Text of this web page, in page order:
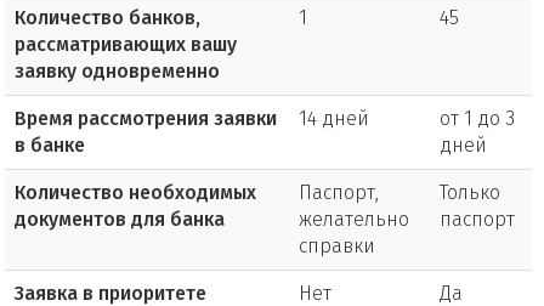
Количество банков,
рассматривающих вашу
заявку одновременно
1 45
Время рассмотрения заявки
в банке
14 дней
от 1 до 3
дней
Количество необходимых
документов для банка
Паспорт,
желательно
справки
Только
паспорт
Заявка в приоритете Нет Да